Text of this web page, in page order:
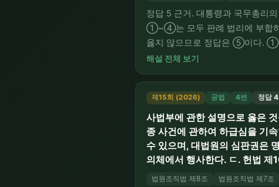
정답 5 근거. 대통령과 국무총리
①~④는 모두 판례 법리에 부합하
옳지 않으므로 정답은 ⑤이다. ①
가중 의결정족수를 요구한 취지
지위 및 권한의 중요성 등을 고려
해설 전체 보기
제15회 (2026) 공법 4번 정답 4
사법부에 관한 설명으로 옳은
종 사건에 관하여 하급심을 기
수 있으며, 대법원의 심판권은
의체에서 행사한다. ㄷ. 헌법 제
법원조직법 제8조 법원조직법 제7조